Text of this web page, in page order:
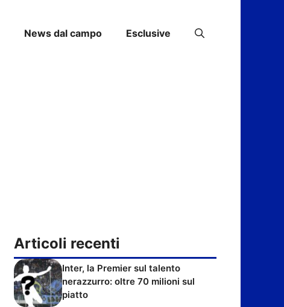
News dal campo Esclusive
Articoli recenti
Inter, la Premier sul talento
nerazzurro: oltre 70 milioni sul
piatto